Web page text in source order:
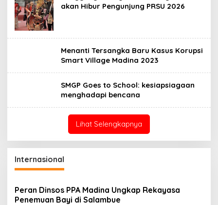
akan Hibur Pengunjung PRSU 2026
Menanti Tersangka Baru Kasus Korupsi
Smart Village Madina 2023
SMGP Goes to School: kesiapsiagaan
menghadapi bencana
Lihat Selengkapnya
Internasional
Peran Dinsos PPA Madina Ungkap Rekayasa
Penemuan Bayi di Salambue